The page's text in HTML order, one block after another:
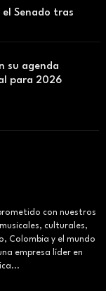
Senado tras
su agenda
para 2026
con nuestros
culturales,
Colombia y el mundo
empresa líder en